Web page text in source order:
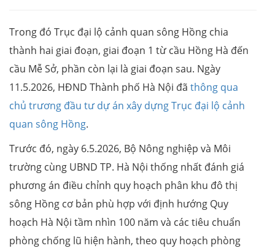
Trong đó Trục đại lộ cảnh quan sông Hồng chia
thành hai giai đoạn, giai đoạn 1 từ cầu Hồng Hà đến
cầu Mễ Sở, phần còn lại là giai đoạn sau. Ngày
11.5.2026, HĐND Thành phố Hà Nội đã thông qua
chủ trương đầu tư dự án xây dựng Trục đại lộ cảnh
quan sông Hồng.
Trước đó, ngày 6.5.2026, Bộ Nông nghiệp và Môi
trường cùng UBND TP. Hà Nội thống nhất đánh giá
phương án điều chỉnh quy hoạch phân khu đô thị
sông Hồng cơ bản phù hợp với định hướng Quy
hoạch Hà Nội tầm nhìn 100 năm và các tiêu chuẩn
phòng chống lũ hiện hành, theo quy hoạch phòng